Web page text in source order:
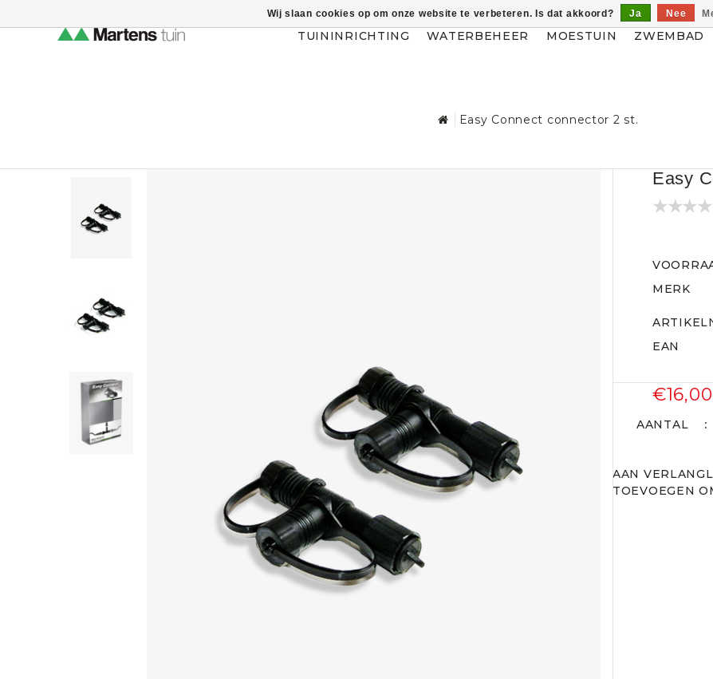
TUININRICHTING WATERBEHEER MOESTUIN ZWEMBAD
Easy Connect connector 2 st.
Easy
MERK
EAN
€16,00
AANTAL
AAN
TOEVOEGEN
Wij slaan cookies op om onze website te verbeteren. Is dat akkoord? Ja Nee
Themahulp verbergen